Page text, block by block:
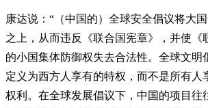
康达说：“（中国的）全球安全倡议将大
之上，从而违反《联合国宪章》，并使《
的小国集体防御权失去合法性。全球文明
定义为西方人享有的特权，而不是所有人
权利。在全球发展倡议下，中国的项目往